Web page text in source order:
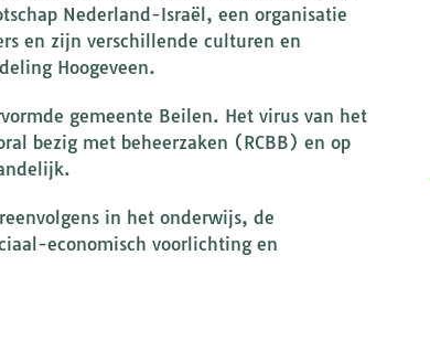
Nederland-Israël, een organisatie
en zijn verschillende culturen en
Hoogeveen.
gemeente Beilen. Het virus van het
bezig met beheerzaken (RCBB) en op
in het onderwijs, de
economisch voorlichting en